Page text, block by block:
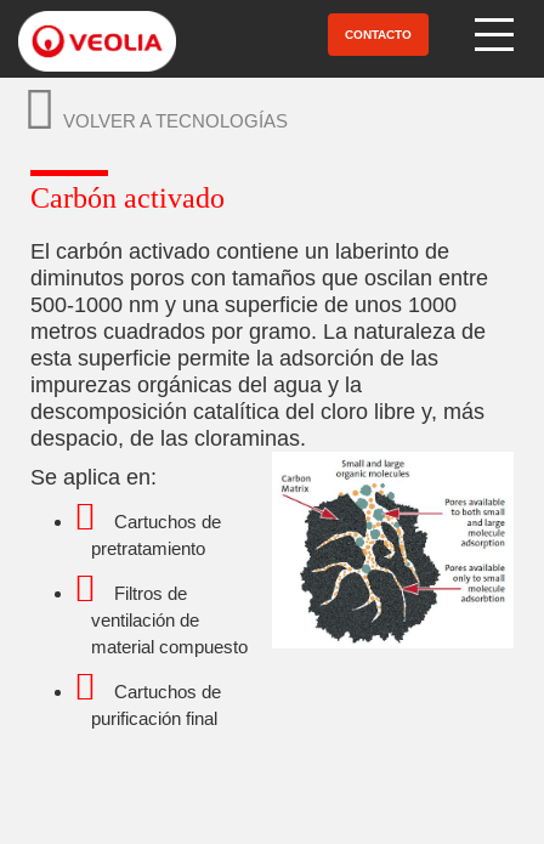
Pasar
contenido
principal
CONTACTO
VOLVER A TECNOLOGÍAS
Carbón activado
El carbón activado contiene un laberinto de
diminutos poros con tamaños que oscilan entre
500-1000 nm y una superficie de unos 1000
metros cuadrados por gramo. La naturaleza de
esta superficie permite la adsorción de las
impurezas orgánicas del agua y la
descomposición catalítica del cloro libre y, más
despacio, de las cloraminas.
Se aplica en:
Cartuchos de
pretratamiento
Filtros de
ventilación de
material compuesto
Cartuchos de
purificación final